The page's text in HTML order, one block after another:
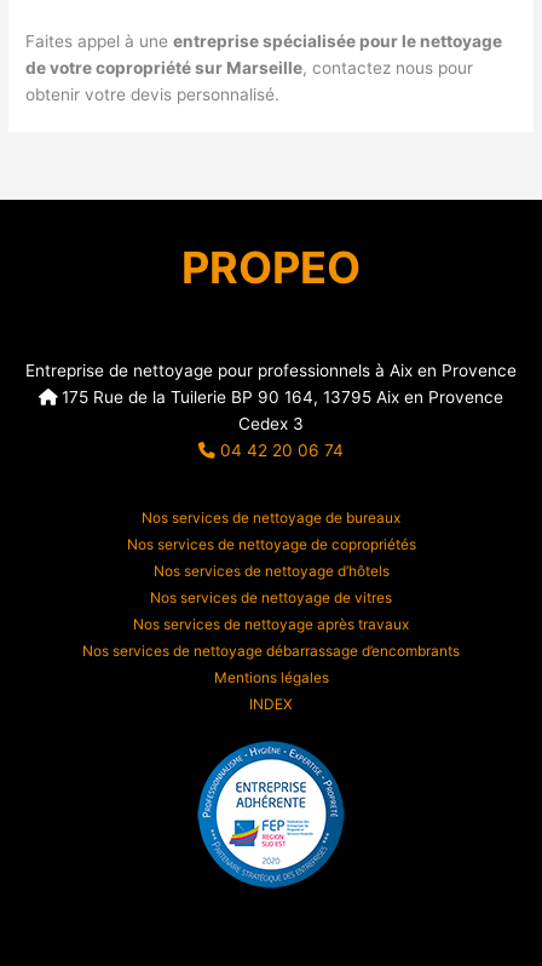
Faites appel à uneentreprise spécialisée pour le nettoyage
de votre copropriété sur Marseille, contactez nous pour
obtenir votre devis personnalisé.
PROPEO
Entreprise de nettoyage pour professionnels à Aix en Provence
175 Rue de la Tuilerie BP 90 164, 13795 Aix en Provence
Cedex 3
04 42 20 06 74
Nos services de nettoyage de bureaux
Nos services de nettoyage de copropriétés
Nos services de nettoyage d’hôtels
Nos services de nettoyage de vitres
Nos services de nettoyage après travaux
Nos services de nettoyage débarrassage d’encombrants
Mentions légales
INDEX